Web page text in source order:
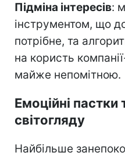
Підміна інтересів:
інструментом, що
потрібне, та
на користь
майже непомітною.
Емоційні пастки
світогляду
Найбільше